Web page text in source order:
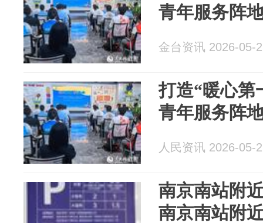
青年服务阵
金台资讯 2026-05-
打造“暖心第
青年服务阵
人民资讯 2026-05-
南京南站附
南京南站附